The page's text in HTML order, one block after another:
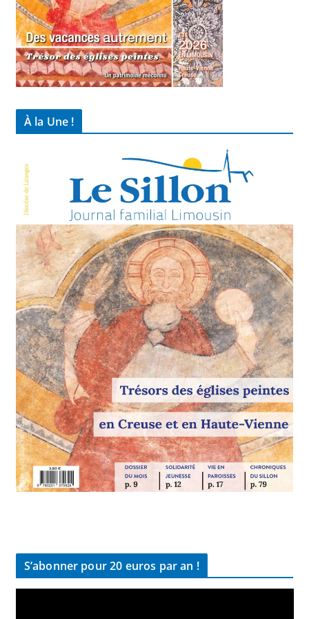
À la Une !
S’abonner pour 20 euros par an !